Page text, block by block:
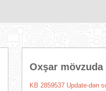
Oxşar
KB 2859537 Update-dən